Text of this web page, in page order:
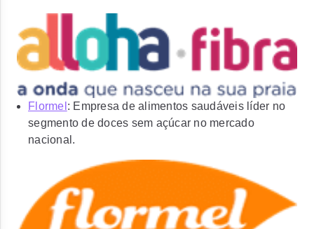
Flormel : Empresa de alimentos saudáveis líder no
segmento de doces sem açúcar no mercado
nacional.